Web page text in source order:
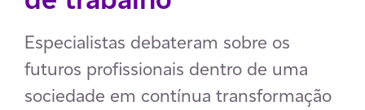
Especialistas debateram sobre os
futuros profissionais dentro de uma
sociedade em contínua transformação